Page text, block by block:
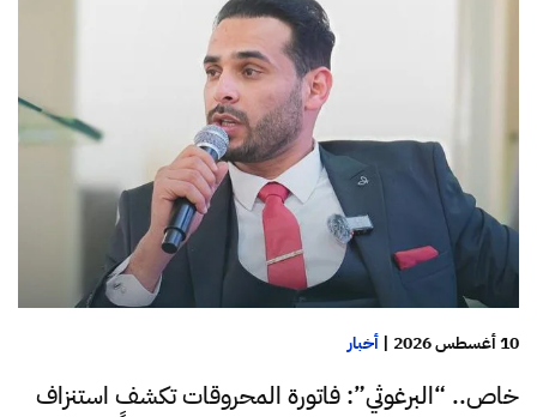
10 أغسطس 2026 | أخبار
خاص.. “البرغوثي”: فاتورة المحروقات تكشف استنزاف